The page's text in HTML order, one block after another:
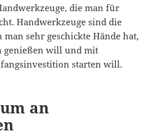
die man für
Handwerkzeuge sind die
sehr geschickte Hände hat,
genießen will und mit
starten will.
an